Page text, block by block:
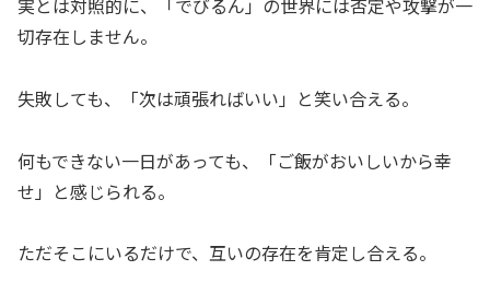
実とは対照的に、「でびるん」の世界には否定や攻撃が一
切存在しません。
失敗しても、「次は頑張ればいい」と笑い合える。
何もできない一日があっても、「ご飯がおいしいから幸
せ」と感じられる。
ただそこにいるだけで、互いの存在を肯定し合える。